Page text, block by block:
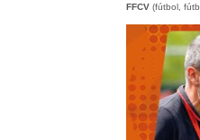
FFCV(fútbol,